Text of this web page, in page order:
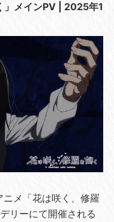
」メインPV | 2025年1
メ「花は咲く、修羅
リーにて開催される